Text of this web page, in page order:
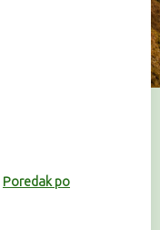
Poredak po